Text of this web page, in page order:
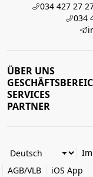
034 427 27
034
ÜBER UNS
SERVICES
PARTNER
AGB/VLB
iOS App